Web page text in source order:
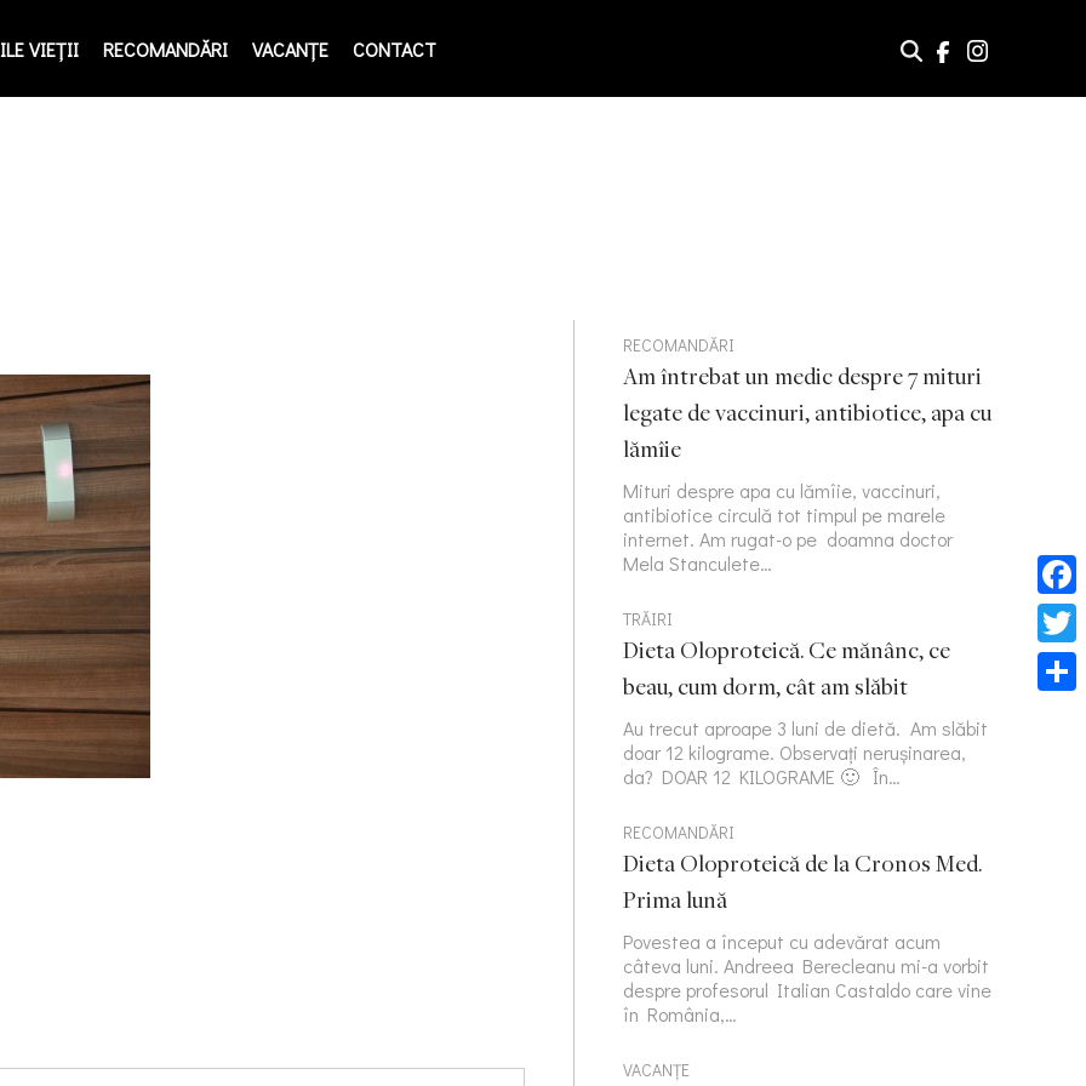
VIEŢII RECOMANDĂRI VACANȚE CONTACT
RECOMANDĂRI
Am întrebat un medic despre 7 mituri
legate de vaccinuri, antibiotice, apa cu
lămîie
Mituri despre apa cu lămîie, vaccinuri,
antibiotice circulă tot timpul pe marele
internet. Am rugat-o pe doamna doctor
Mela Stanculete…
TRĂIRI
Dieta Oloproteică. Ce mănânc, ce
beau, cum dorm, cât am slăbit
Au trecut aproape 3 luni de dietă. Am slăbit
doar 12 kilograme. Observați nerușinarea,
da? DOAR 12 KILOGRAME 🙂 În…
RECOMANDĂRI
Dieta Oloproteică de la Cronos Med.
Prima lună
Povestea a început cu adevărat acum
câteva luni. Andreea Berecleanu mi-a vorbit
despre profesorul Italian Castaldo care vine
în România,…
VACANȚE